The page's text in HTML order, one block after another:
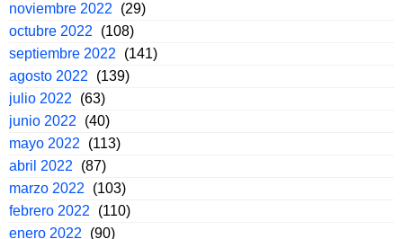
noviembre 2022
(29)
octubre 2022
(108)
septiembre 2022
(141)
agosto 2022
(139)
julio 2022
(63)
junio 2022
(40)
mayo 2022
(113)
abril 2022
(87)
marzo 2022
(103)
febrero 2022
(110)
enero 2022
(90)